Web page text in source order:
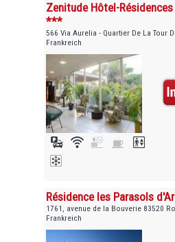
Zenitude Hôtel-
***
566 Via Aurelia - Quartier De La Tour
Frankreich
Résidence les Parasols
1761, avenue de la Bouverie 83520
Frankreich